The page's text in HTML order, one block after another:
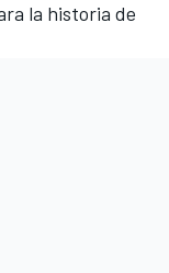
la historia de